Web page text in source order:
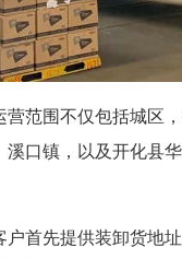
范围不仅包括城区
口镇，以及开化县
首先提供装卸货地